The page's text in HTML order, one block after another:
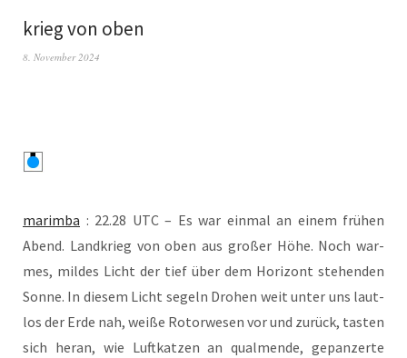
krieg von oben
8. November 2024
marim­ba : 22.28 UTC – Es war ein­mal an einem frü­hen
Abend. Land­krieg von oben aus gro­ßer Höhe. Noch war­
mes, mil­des Licht der tief über dem Hori­zont ste­hen­den
Son­ne. In die­sem Licht segeln Dro­hen weit unter uns laut­
los der Erde nah, wei­ße Rotor­we­sen vor und zurück, tas­ten
sich her­an, wie Luft­kat­zen an qual­men­de, gepan­zer­te